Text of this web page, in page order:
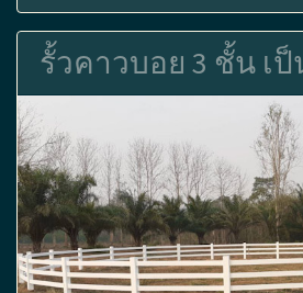
รั้วคาวบอย 3 ชั้น เป็